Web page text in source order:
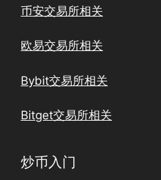
币安交易所相关
欧易交易所相关
Bybit交易所相关
Bitget交易所相关
炒币入门